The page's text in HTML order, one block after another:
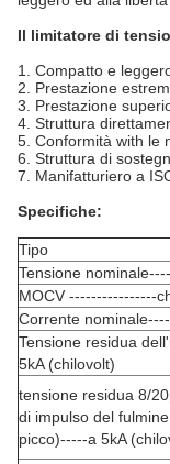
Il limitatore di
1. Compatto e
2. Prestazione
3. Prestazione
4. Struttura
5. Conformità with le
6. Struttura di
7. Manifatturiero a
Specifiche:
Tipo
Tensione
MOCV ----------------
Corrente
Tensione residua
5kA (chilovolt)
tensione residua 8/
di impulso del
picco)-----a 5kA